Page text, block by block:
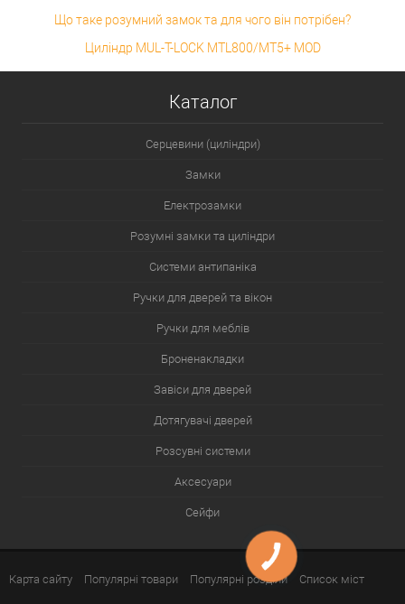
Що таке розумний замок та для чого він потрібен?
Циліндр MUL-T-LOCK MTL800/MT5+ MOD
Каталог
Серцевини (циліндри)
Замки
Електрозамки
Розумні замки та циліндри
Системи антипаніка
Ручки для дверей та вікон
Ручки для меблів
Броненакладки
Завіси для дверей
Дотягувачі дверей
Розсувні системи
Аксесуари
Сейфи
Карта сайту Популярні товари Популярні розділи Список міст